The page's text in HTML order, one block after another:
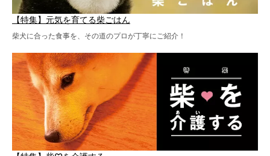
【特集】元気を育てる柴ごはん
柴犬に合った食事を、その道のプロが丁寧にご紹介！